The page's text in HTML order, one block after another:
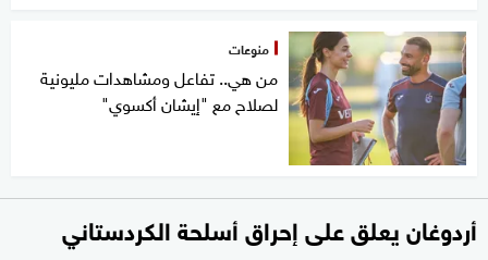
منوعات
من هي.. تفاعل ومشاهدات مليونية
لصلاح مع "إيشان أكسوي"
أردوغان يعلق على إحراق أسلحة الكردستاني